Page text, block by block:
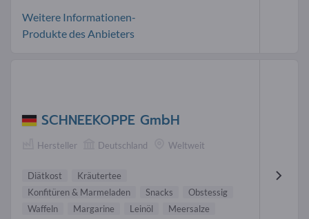
Weitere Informationen-
Produkte des Anbieters
SCHNEEKOPPE GmbH
Hersteller Deutschland Weltweit
Diätkost
Kräutertee
Konfitüren & Marmeladen
Snacks
Obstessig
Waffeln
Margarine Leinöl
Meersalze